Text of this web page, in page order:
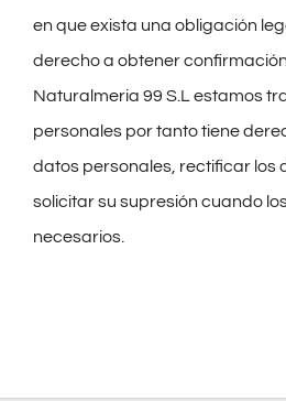
en que exista una obligación
derecho a obtener
Naturalmeria 99 S.L estamos
personales por tanto tiene
datos personales, rectificar los
solicitar su supresión cuando
necesarios.